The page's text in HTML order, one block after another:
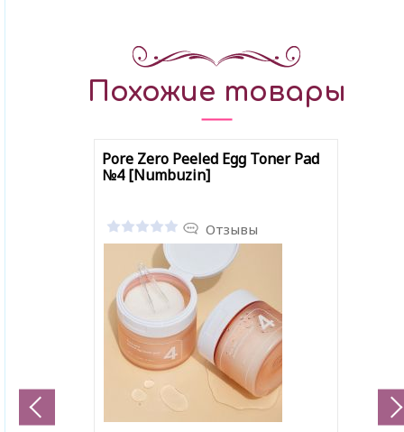
Похожие товары
Pore Zero Peeled Egg Toner Pad
№4 [Numbuzin]
Отзывы